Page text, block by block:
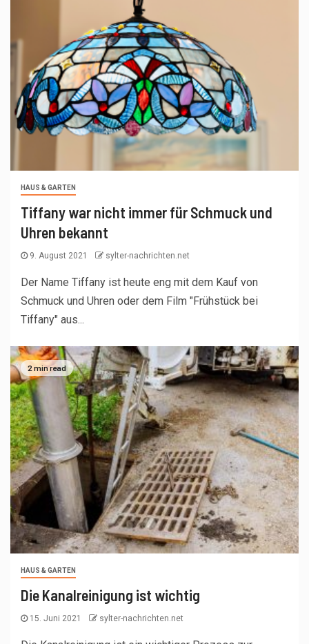
HAUS & GARTEN
Tiffany war nicht immer für Schmuck und
Uhren bekannt
9. August 2021 sylter-nachrichten.net
Der Name Tiffany ist heute eng mit dem Kauf von
Schmuck und Uhren oder dem Film "Frühstück bei
Tiffany" aus...
2 min read
HAUS & GARTEN
Die Kanalreinigung ist wichtig
15. Juni 2021 sylter-nachrichten.net